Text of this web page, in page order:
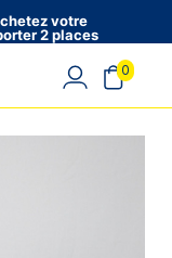
votre
2 places
0